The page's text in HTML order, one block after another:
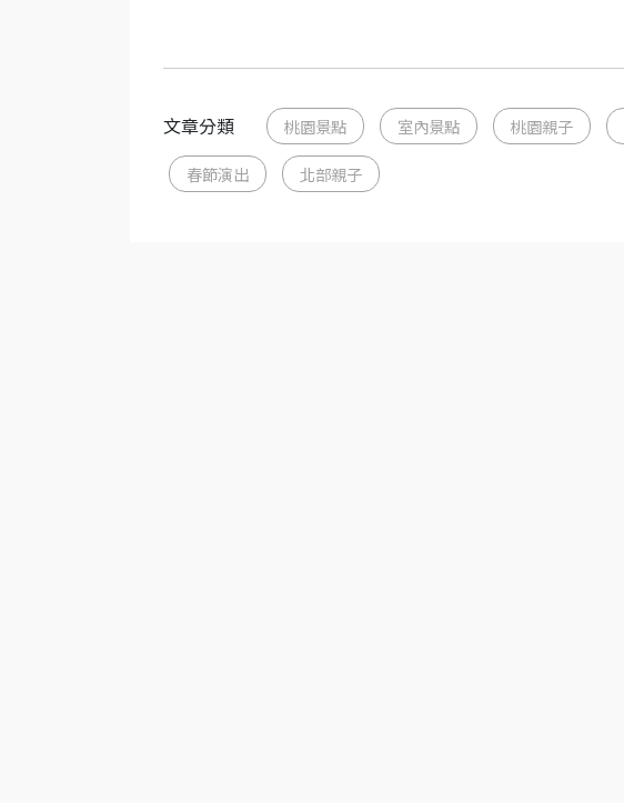
文章分類 桃園景點 室內景點 桃園親子
春節演出 北部親子